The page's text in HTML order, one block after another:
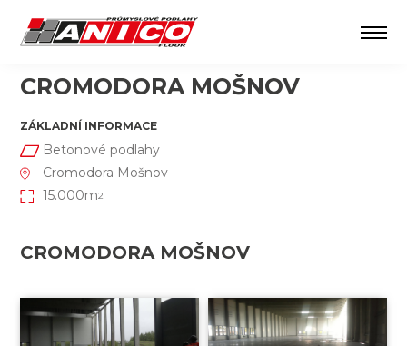
CROMODORA MOŠNOV
ZÁKLADNÍ INFORMACE
Betonové podlahy
Cromodora Mošnov
15.000m2
CROMODORA MOŠNOV